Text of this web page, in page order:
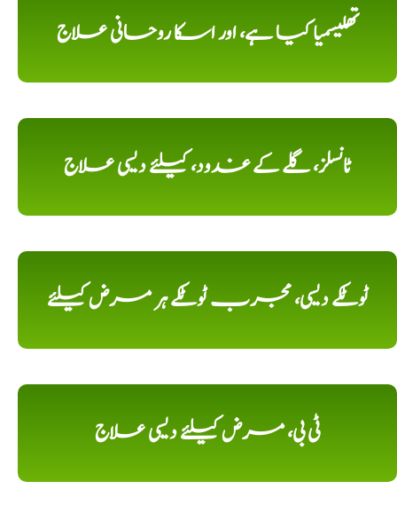
تھلیسمیا کیا ہے، اور اسکا روحانی علاج
ٹانسلز، گلے کے غدود، کیلئے دیسی علاج
ٹوٹکے دیسی، مجرب ٹوٹکے ہر مرض کیلئے
ٹی بی، مرض کیلئے دیسی علاج